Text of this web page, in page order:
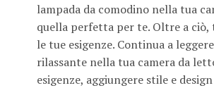
lampada da comodino nella tua
quella perfetta per te. Oltre a
le tue esigenze. Continua a
rilassante nella tua camera da
esigenze, aggiungere stile e